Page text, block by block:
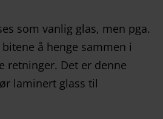
som vanlig glas, men pga.
å henge sammen i
retninger. Det er denne
laminert glass til